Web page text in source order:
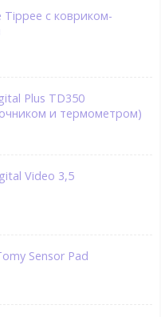
с ковриком-
Plus TD350
и термометром)
Video 3,5
Sensor Pad